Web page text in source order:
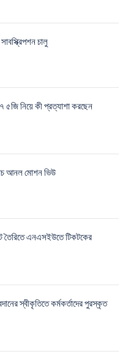
চালু
৫জি নিয়ে কী প্রত্যাশা করছেন
আনল মোশন ভিউ
তৈরিতে এনএসইউতে টিকটকের
স্বীকৃতিতে কর্মকর্তাদের পুরস্কৃত